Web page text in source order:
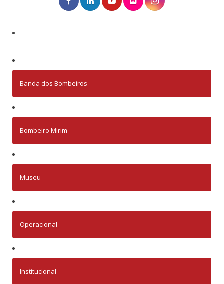
Banda dos Bombeiros
Bombeiro Mirim
Museu
Operacional
Institucional